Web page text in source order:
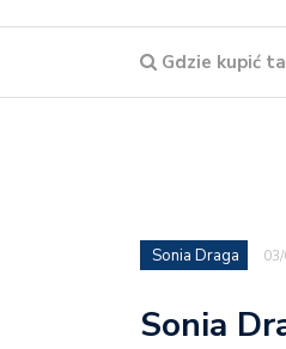
Gdzie kupić
Sonia Draga
Sonia